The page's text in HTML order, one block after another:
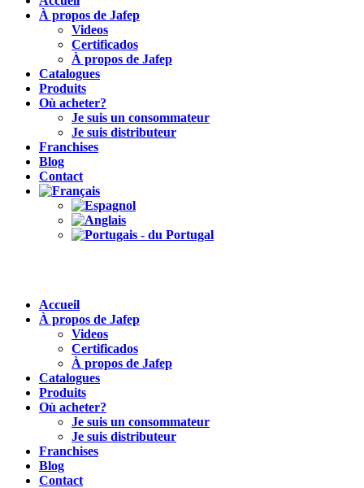
À propos de Jafep
Videos
Certificados
À propos de Jafep
Catalogues
Produits
Où acheter?
Je suis un consommateur
Je suis distributeur
Franchises
Blog
Contact
Accueil
À propos de Jafep
Videos
Certificados
À propos de Jafep
Catalogues
Produits
Où acheter?
Je suis un consommateur
Je suis distributeur
Franchises
Blog
Contact